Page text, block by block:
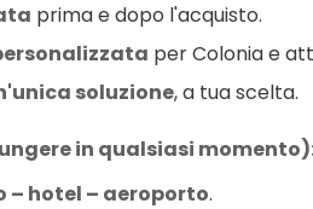
prima e dopo l'acquisto.
per Colonia e
soluzione, a tua scelta.
in qualsiasi
hotel – aeroporto.